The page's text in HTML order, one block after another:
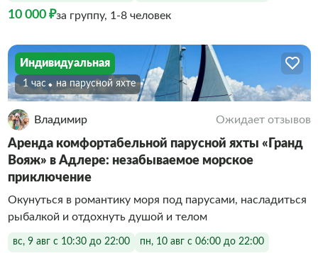
10 000 ₽за группу, 1-8 человек
Индивидуальная
1 час На парусной яхте
Владимир Ожидает отзывов
Аренда комфортабельной парусной яхты «Гранд
Вояж» в Адлере: незабываемое морское
приключение
Окунуться в романтику моря под парусами, насладиться
рыбалкой и отдохнуть душой и телом
вс, 9 авг с 10:30 до 22:00 пн, 10 авг с 06:00 до 22:00